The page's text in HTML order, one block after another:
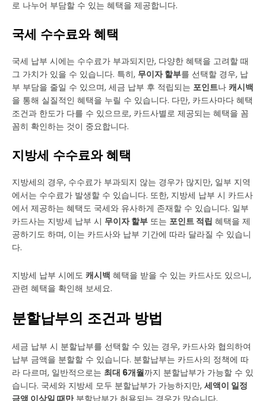
로 나누어 부담할 수 있는 혜택을 제공합니다.
국세 수수료와 혜택
국세 납부 시에는 수수료가 부과되지만, 다양한 혜택을 고려할 때
그 가치가 있을 수 있습니다. 특히, 무이자 할부를 선택할 경우, 납
부 부담을 줄일 수 있으며, 세금 납부 후 적립되는 포인트나 캐시백
을 통해 실질적인 혜택을 누릴 수 있습니다. 다만, 카드사마다 혜택
조건과 한도가 다를 수 있으므로, 카드사별로 제공되는 혜택을 꼼
꼼히 확인하는 것이 중요합니다.
지방세 수수료와 혜택
지방세의 경우, 수수료가 부과되지 않는 경우가 많지만, 일부 지역
에서는 수수료가 발생할 수 있습니다. 또한, 지방세 납부 시 카드사
에서 제공하는 혜택도 국세와 유사하게 존재할 수 있습니다. 일부
카드사는 지방세 납부 시 무이자 할부 또는 포인트 적립 혜택을 제
공하기도 하며, 이는 카드사와 납부 기간에 따라 달라질 수 있습니
다.
지방세 납부 시에도 캐시백 혜택을 받을 수 있는 카드사도 있으니,
관련 혜택을 확인해 보세요.
분할납부의 조건과 방법
세금 납부 시 분할납부를 선택할 수 있는 경우, 카드사와 협의하여
납부 금액을 분할할 수 있습니다. 분할납부는 카드사의 정책에 따
라 다르며, 일반적으로는 최대 6개월까지 분할납부가 가능할 수 있
습니다. 국세와 지방세 모두 분할납부가 가능하지만, 세액이 일정
금액 이상일 때만분할납부가 허용되는 경우가 많습니다.